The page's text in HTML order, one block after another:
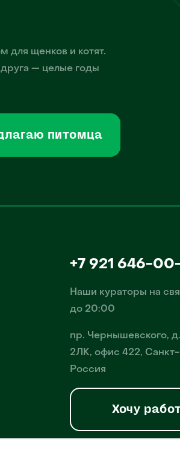
для щенков и котят.
— целые годы
питомца
+7 921 646-
Наши кураторы на
до 20:00
пр. Чернышевского,
2ЛК, офис 422, Санкт-
Россия
Хочу